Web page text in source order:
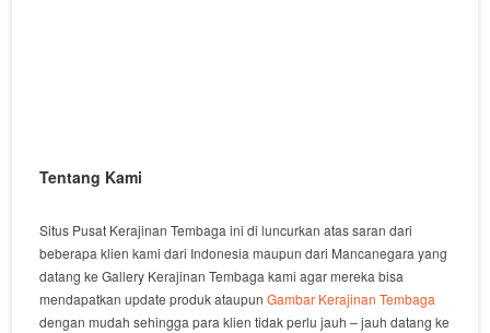
Tentang Kami
Situs Pusat Kerajinan Tembaga ini di luncurkan atas saran dari
beberapa klien kami dari Indonesia maupun dari Mancanegara yang
datang ke Gallery Kerajinan Tembaga kami agar mereka bisa
mendapatkan update produk ataupunGambar Kerajinan Tembaga
dengan mudah sehingga para klien tidak perlu jauh – jauh datang ke